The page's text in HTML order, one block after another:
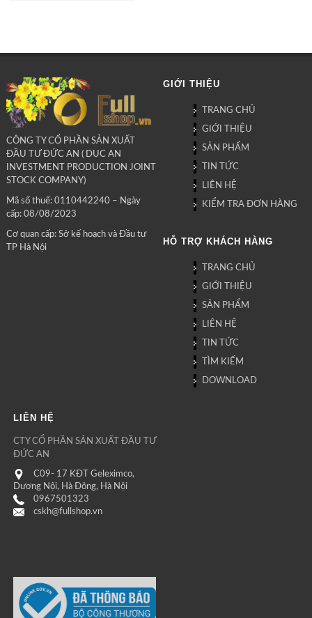
CÔNG TY CỔ PHẦN SẢN XUẤT
ĐẦU TƯ ĐỨC AN ( DUC AN
INVESTMENT PRODUCTION JOINT
STOCK COMPANY)
Mã số thuế: 0110442240 – Ngày
cấp: 08/08/2023
Cơ quan cấp: Sở kế hoạch và Đầu tư
TP Hà Nội
GIỚI THIỆU
TRANG CHỦ
GIỚI THIỆU
SẢN PHẨM
TIN TỨC
LIÊN HỆ
KIỂM TRA ĐƠN HÀNG
HỖ TRỢ KHÁCH HÀNG
TRANG CHỦ
GIỚI THIỆU
SẢN PHẨM
LIÊN HỆ
TIN TỨC
TÌM KIẾM
DOWNLOAD
LIÊN HỆ
CTY CỔ PHẦN SẢN XUẤT ĐẦU TƯ
ĐỨC AN
C09- 17 KĐT Geleximco,
Dương Nội, Hà Đông, Hà Nội
0967501323
cskh@fullshop.vn